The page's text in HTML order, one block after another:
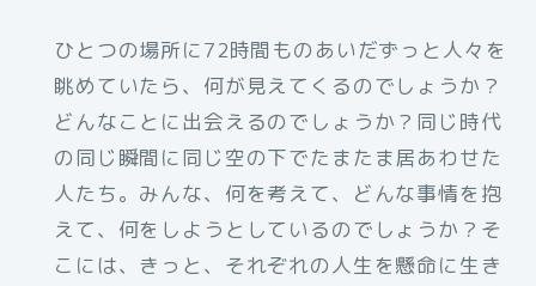
ひとつの場所に72時間ものあいだずっと人々を
眺めていたら、何が見えてくるのでしょうか？
どんなことに出会えるのでしょうか？同じ時代
の同じ瞬間に同じ空の下でたまたま居あわせた
人たち。みんな、何を考えて、どんな事情を抱
えて、何をしようとしているのでしょうか？そ
こには、きっと、それぞれの人生を懸命に生き